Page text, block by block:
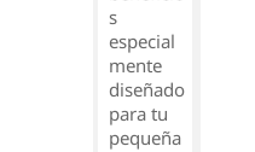
s
especial
mente
diseñado
para tu
pequeña